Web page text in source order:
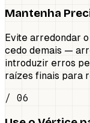
Mantenha
Evite arredondar
cedo demais —
introduzir erros
raízes finais para
/ 06